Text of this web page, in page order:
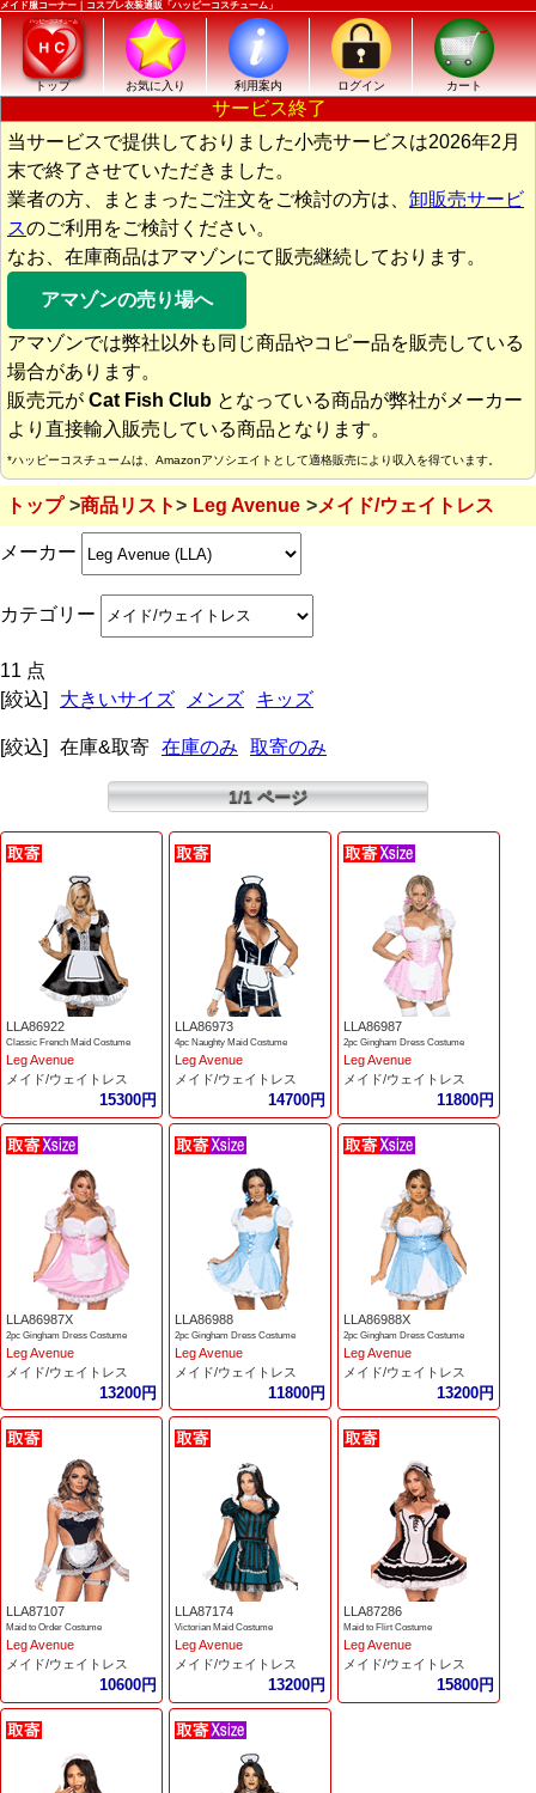
メイド服コーナー｜コスプレ衣装通販「ハッピーコスチューム」
トップ お気に入り 利用案内 ログイン カート
サービス終了
当サービスで提供しておりました小売サービスは2026年2月
末で終了させていただきました。
業者の方、まとまったご注文をご検討の方は、 卸販売サービ
スのご利用をご検討ください。
なお、在庫商品はアマゾンにて販売継続しております。
アマゾンの売り場へ
アマゾンでは弊社以外も同じ商品やコピー品を販売している
場合があります。
販売元が Cat Fish Club となっている商品が弊社がメーカー
より直接輸入販売している商品となります。
*ハッピーコスチュームは、Amazonアソシエイトとして適格販売により収入を得ています。
トップ 商品リスト Leg Avenue メイド/ウェイトレス
メーカー
カテゴリー
11 点
[絞込]
大きいサイズ メンズ キッズ
[絞込] 在庫&取寄 在庫のみ 取寄のみ
1/1 ページ
LLA86922
Classic French Maid Costume
Leg Avenue
メイド/ウェイトレス
15300円
LLA86973
4pc Naughty Maid Costume
Leg Avenue
メイド/ウェイトレス
14700円
LLA86987
2pc Gingham Dress Costume
Leg Avenue
メイド/ウェイトレス
11800円
LLA86987X
2pc Gingham Dress Costume
Leg Avenue
メイド/ウェイトレス
13200円
LLA86988
2pc Gingham Dress Costume
Leg Avenue
メイド/ウェイトレス
11800円
LLA86988X
2pc Gingham Dress Costume
Leg Avenue
メイド/ウェイトレス
13200円
LLA87107
Maid to Order Costume
Leg Avenue
メイド/ウェイトレス
10600円
LLA87174
Victorian Maid Costume
Leg Avenue
メイド/ウェイトレス
13200円
LLA87286
Maid to Flirt Costume
Leg Avenue
メイド/ウェイトレス
15800円